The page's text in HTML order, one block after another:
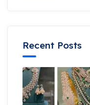
Recent Posts